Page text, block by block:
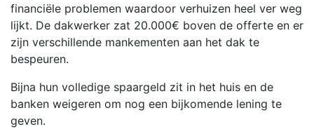
financiële problemen waardoor verhuizen heel ver weg
lijkt. De dakwerker zat 20.000€ boven de offerte en er
zijn verschillende mankementen aan het dak te
bespeuren.
Bijna hun volledige spaargeld zit in het huis en de
banken weigeren om nog een bijkomende lening te
geven.